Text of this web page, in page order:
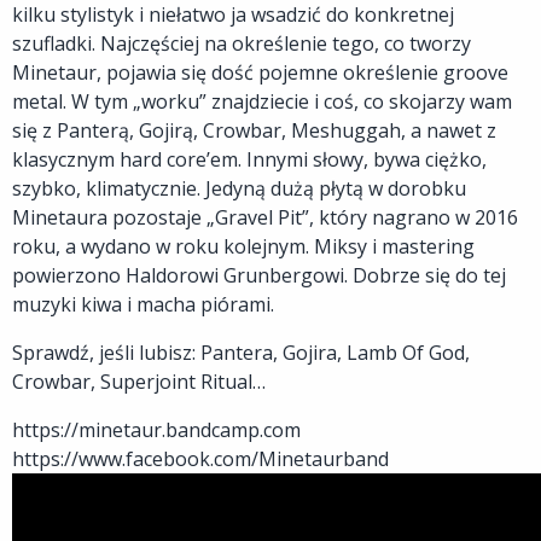
kilku stylistyk i niełatwo ja wsadzić do konkretnej
szufladki. Najczęściej na określenie tego, co tworzy
Minetaur, pojawia się dość pojemne określenie groove
metal. W tym „worku” znajdziecie i coś, co skojarzy wam
się z Panterą, Gojirą, Crowbar, Meshuggah, a nawet z
klasycznym hard core’em. Innymi słowy, bywa ciężko,
szybko, klimatycznie. Jedyną dużą płytą w dorobku
Minetaura pozostaje „Gravel Pit”, który nagrano w 2016
roku, a wydano w roku kolejnym. Miksy i mastering
powierzono Haldorowi Grunbergowi. Dobrze się do tej
muzyki kiwa i macha piórami.
Sprawdź, jeśli lubisz: Pantera, Gojira, Lamb Of God,
Crowbar, Superjoint Ritual…
https://minetaur.bandcamp.com
https://www.facebook.com/Minetaurband